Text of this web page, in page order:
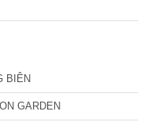
BIÊN
GARDEN